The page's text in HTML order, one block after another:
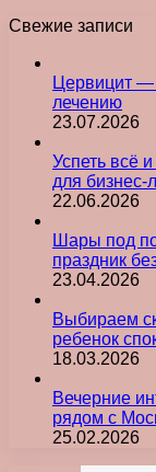
Свежие записи
Цервицит —
лечению
23.07.2026
Успеть всё
для бизнес-
22.06.2026
Шары под
праздник
23.04.2026
Выбираем
ребенок
18.03.2026
Вечерние
рядом с
25.02.2026